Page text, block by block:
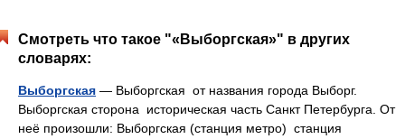
Смотреть что такое "«Выборгская»" в других
словарях:
Выборгская — Выборгская от названия города Выборг.
Выборгская сторона историческая часть Санкт Петербурга. От
неё произошли: Выборгская (станция метро) станция